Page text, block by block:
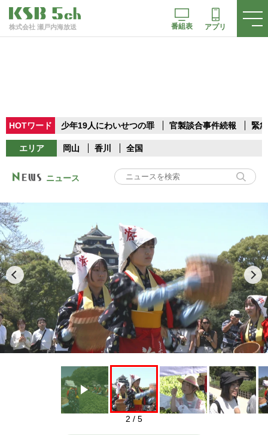
株式会社 瀬戸内海放送 番組表 アプリ
HOTワード 少年19人にわいせつの罪 官製談合事件続報 緊
エリア 岡山 香川 全国
ニュース
Play
2 / 5